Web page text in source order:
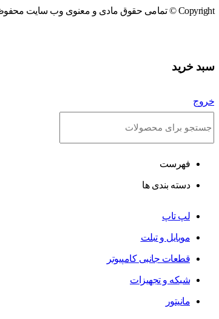
Copyright © تمامی حقوق مادی و معنوی وب سایت محفوظ می باشد
سبد خرید
خروج
فهرست
دسته بندی ها
لپ تاپ
موبایل و تبلت
قطعات جانبی کامپیوتر
شبکه و تجهیزات
مانیتور